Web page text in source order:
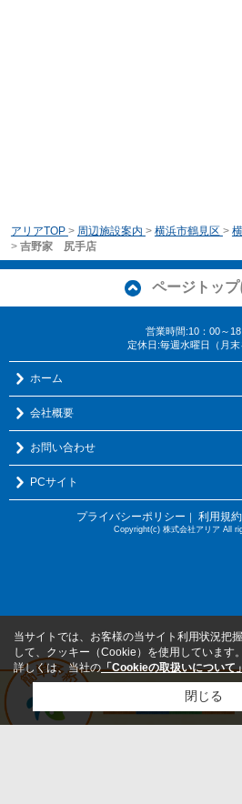
アリアTOP > 周辺施設案内 > 横浜市鶴見区 >
> 吉野家 尻手店
ページトップ
営業時間:10：00～
定休日:毎週水曜日（月末
ホーム
会社概要
お問い合わせ
PCサイト
プライバシーポリシー ｜ 利用規約
Copyright(c) 株式会社アリア All
当サイトでは、お客様の当サイト利用状況把
して、クッキー（Cookie）を使用しています。
詳しくは、当社の「Cookieの取扱いについて
閉じる